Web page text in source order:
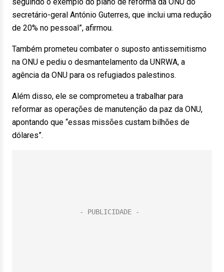
secretário-geral António Guterres, que inclui uma redução
de 20% no pessoal”, afirmou.
Também prometeu combater o suposto antissemitismo
na ONU e pediu o desmantelamento da UNRWA, a
agência da ONU para os refugiados palestinos.
Além disso, ele se comprometeu a trabalhar para
reformar as operações de manutenção da paz da ONU,
apontando que “essas missões custam bilhões de
dólares”.